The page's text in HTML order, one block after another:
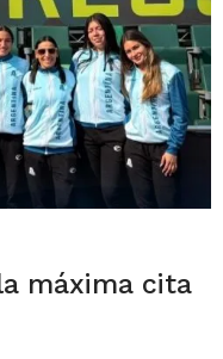
máxima cita